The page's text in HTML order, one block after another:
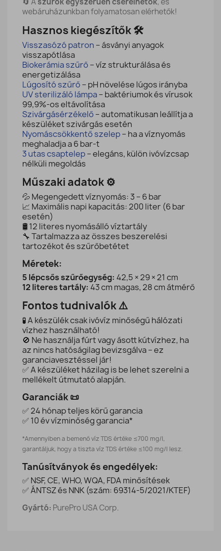
webáruházunkban folyamatosan elérhetők!
Hasznos kiegészítők 🛠️
Visszasózó patron – ásványi anyagok
visszapótlása
Biokerámia szűrő – víz strukturálása és
energetizálása
Lúgosító szűrő – pH növelése lúgos irányba
UV sterilizáló lámpa– baktériumok és vírusok
99,9%-os eltávolítása
Szivárgásérzékelő – automatikusan leállítja a
készüléket szivárgás esetén
Nyomáscsökkentő szelep– ha a víznyomás
meghaladja a 6 bar-t
3 utas csaptelep– elegáns, külön ivóvízcsap
nélküli megoldás
Műszaki adatok ⚙️
💦 Megengedett víznyomás: 3 – 6 bar
📈 Maximális napi kapacitás: 200 liter (6 bar
esetén)
🛢️ 12 literes nyomásálló víztartály
🔧 Tartalmazza az összes beszerelési
tartozékot és szűrőbetétet
Méretek:
5 lépcsős szűrőegység: 42,5 × 29 × 21 cm
12 literes tartály: 43 cm magas, 28 cm átmérő
Fontos tudnivalók ⚠️
🧪 A készülék csak ivóvíz minőségű hálózati
vízhez használható!
🚫 Ne használja fúrt vagy ásott kútvízhez, ha
az nincs hatóságilag bevizsgálva – ez
garanciavesztéssel jár!
✅ A készüléket házilag is be lehet szerelni a
mellékelt útmutató alapján.
Garanciák 📜
✅ 24 hónap teljes körű garancia
✅ 10 év vízminőség garancia*
*Amennyiben a bemenő víz TDS értéke ≤700 mg/l,
garantáljuk, hogy a tiszta víz TDS értéke ≤100 mg/l lesz.
Tanúsítványok és engedélyek:
✅ NSF, CE, WHO, WQA, FDA minősítések
✅ ÁNTSZ és NNK (szám: 69314-5/2021/KTEF)
Gyártó: PurePro USA Corp.